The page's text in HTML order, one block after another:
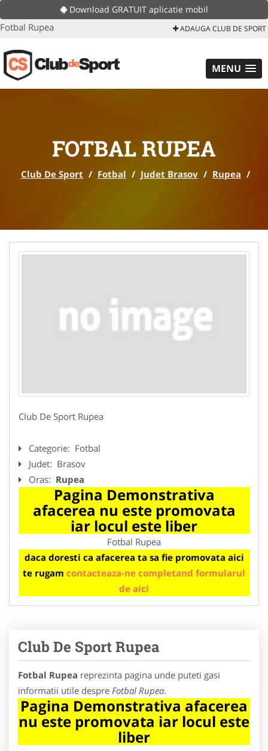
Download GRATUIT aplicatie mobil
Fotbal Rupea ADAUGA CLUB DE SPORT
MENU
FOTBAL RUPEA
Club De Sport / Fotbal / Judet Brasov / Rupea /
Club De Sport Rupea
Categorie: Fotbal
Judet: Brasov
Oras: Rupea
Pagina Demonstrativa
afacerea nu este promovata
iar locul este liber
Fotbal Rupea
daca doresti ca afacerea ta sa fie promovata aici
te rugam contacteaza-ne completand formularul
de aici
Club De Sport Rupea
Fotbal Rupea reprezinta pagina unde puteti gasi
informatii utile despre Fotbal Rupea.
Pagina Demonstrativa afacerea
nu este promovata iar locul este
liber